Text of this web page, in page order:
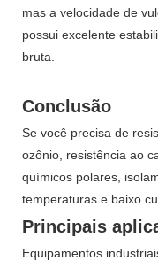
mas a velocidade de
possui excelente
bruta.
Conclusão
Se você precisa de
ozônio, resistência ao
químicos polares,
temperaturas e baixo
Principais
Equipamentos